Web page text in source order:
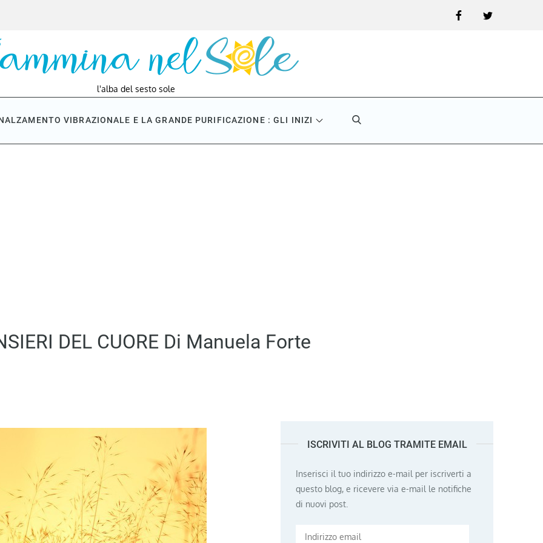
FacebookTwitter
l'alba del sesto sole
VIBRAZIONALE E LA GRANDE PURIFICAZIONE : GLI INIZI
DEL CUORE Di Manuela Forte
ISCRIVITI AL BLOG TRAMITE EMAIL
Inserisci il tuo indirizzo e-mail per iscriverti a
questo blog, e ricevere via e-mail le notifiche
di nuovi post.
Indirizzo